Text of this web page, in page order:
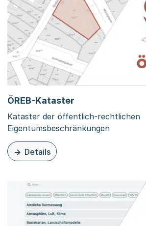
ÖREB-Kataster
Kataster der öffentlich-rechtlichen
Eigentumsbeschränkungen
Details
zu dieser Organisationsseite: ÖREB-